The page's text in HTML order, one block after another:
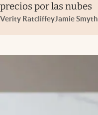
precios por las nubes
Verity RatcliffeyJamie Smyth